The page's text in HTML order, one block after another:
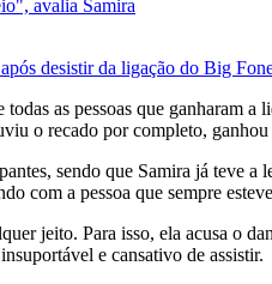
avalia Samira
desistir da ligação do Big
as pessoas que ganharam
o recado por completo,
sendo que Samira já teve
com a pessoa que sempre
jeito. Para isso, ela acusa o
e cansativo de assistir.